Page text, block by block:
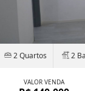
2 Quartos 2
VALOR VENDA